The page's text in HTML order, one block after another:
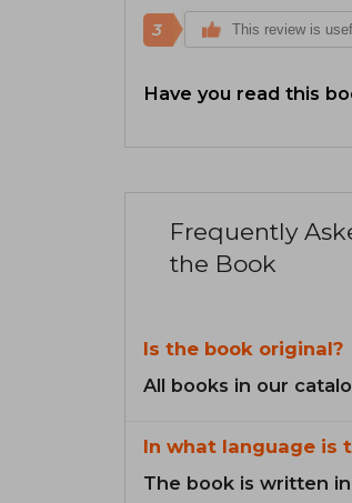
3 This review is
Have you read this
Frequently
the Book
Is the book original?
All books in our
In what language is
The book is written in